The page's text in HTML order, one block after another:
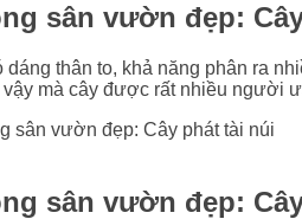
sân vườn đẹp:
dáng thân to, khả năng phân ra
vậy mà cây được rất nhiều người
sân vườn đẹp: